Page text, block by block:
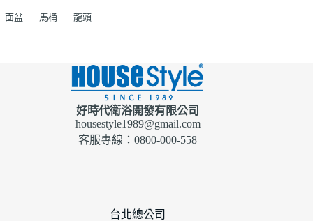
面盆 馬桶 龍頭
好時代衛浴開發有限公司
housestyle1989@gmail.com
客服專線：0800-000-558
台北總公司